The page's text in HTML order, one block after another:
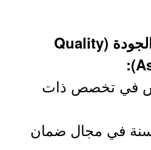
1- مسؤول ضمان الجودة (Quality
في تخصص ذات
في مجال ضمان